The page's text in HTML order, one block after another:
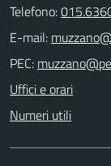
Telefono:
E-mail:
PEC:
Uffici e orari
Numeri utili